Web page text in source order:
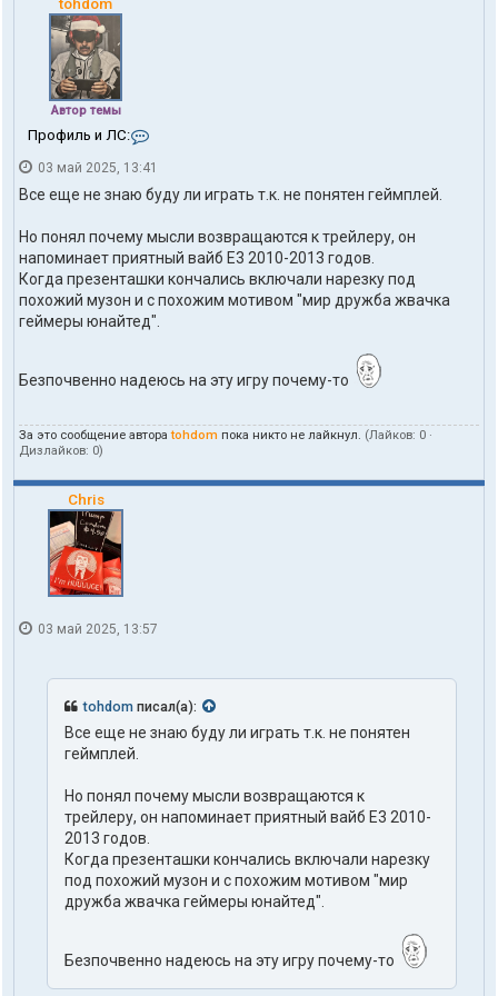
tohdom
Автор темы
Профиль и ЛС:
н
т
а
т
ы
п
о
л
ь
в
е
t
03 май 2025, 13:41
Все еще не знаю буду ли играть т.к. не понятен геймплей.
Но понял почему мысли возвращаются к трейлеру, он
напоминает приятный вайб Е3 2010-2013 годов.
Когда презенташки кончались включали нарезку под
похожий музон и с похожим мотивом "мир дружба жвачка
геймеры юнайтед".
Безпочвенно надеюсь на эту игру почему-то
За это сообщение автораtohdom пока никто не лайкнул. (Лайков: 0 ·
Дизлайков: 0)
Chris
03 май 2025, 13:57
tohdom писал(а):
Все еще не знаю буду ли играть т.к. не понятен
геймплей.
Но понял почему мысли возвращаются к
трейлеру, он напоминает приятный вайб Е3 2010-
2013 годов.
Когда презенташки кончались включали нарезку
под похожий музон и с похожим мотивом "мир
дружба жвачка геймеры юнайтед".
Безпочвенно надеюсь на эту игру почему-то